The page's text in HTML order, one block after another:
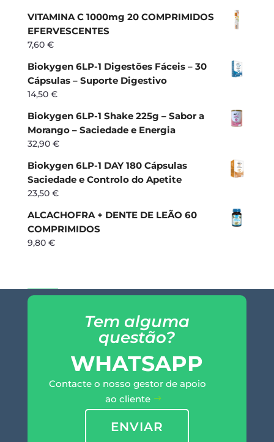
VITAMINA C 1000mg 20 COMPRIMIDOS
EFERVESCENTES
7,60 €
Biokygen 6LP-1 Digestões Fáceis – 30
Cápsulas – Suporte Digestivo
14,50 €
Biokygen 6LP-1 Shake 225g – Sabor a
Morango – Saciedade e Energia
32,90 €
Biokygen 6LP-1 DAY 180 Cápsulas
Saciedade e Controlo do Apetite
23,50 €
ALCACHOFRA + DENTE DE LEÃO 60
COMPRIMIDOS
9,80 €
Tem alguma
questão?
WHATSAPP
Contacte o nosso gestor de apoio
ao cliente
ENVIAR